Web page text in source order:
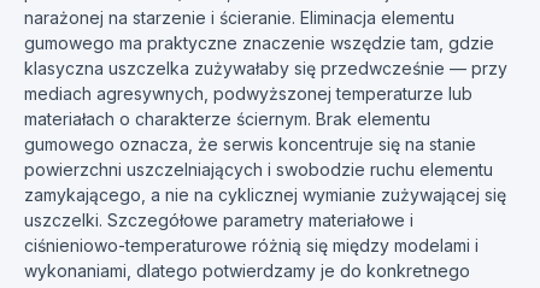
narażonej na starzenie i ścieranie. Eliminacja elementu
gumowego ma praktyczne znaczenie wszędzie tam, gdzie
klasyczna uszczelka zużywałaby się przedwcześnie — przy
mediach agresywnych, podwyższonej temperaturze lub
materiałach o charakterze ściernym. Brak elementu
gumowego oznacza, że serwis koncentruje się na stanie
powierzchni uszczelniających i swobodzie ruchu elementu
zamykającego, a nie na cyklicznej wymianie zużywającej się
uszczelki. Szczegółowe parametry materiałowe i
ciśnieniowo-temperaturowe różnią się między modelami i
wykonaniami, dlatego potwierdzamy je do konkretnego